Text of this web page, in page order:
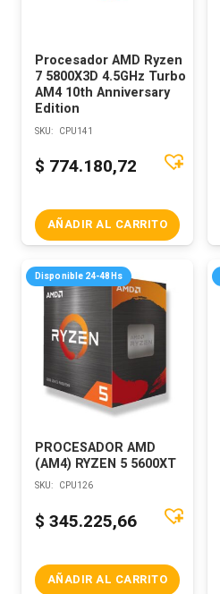
Procesador AMD Ryzen
7 5800X3D 4.5GHz Turbo
AM4 10th Anniversary
Edition
SKU: CPU141
$ 774.180,72
AÑADIR AL CARRITO
Disponible 24-48Hs
PROCESADOR AMD
(AM4) RYZEN 5 5600XT
SKU: CPU126
$ 345.225,66
AÑADIR AL CARRITO